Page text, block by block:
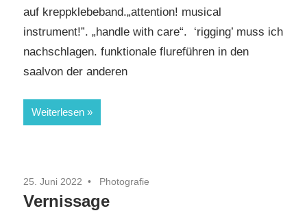
auf kreppklebeband.„attention! musical
instrument!”. „handle with care“. ‘rigging’ muss ich
nachschlagen. funktionale flureführen in den
saalvon der anderen
Weiterlesen
25. Juni 2022 Photografie
Vernissage